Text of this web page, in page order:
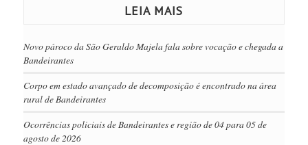
LEIA MAIS
Novo pároco da São Geraldo Majela fala sobre vocação e chegada a
Bandeirantes
Corpo em estado avançado de decomposição é encontrado na área
rural de Bandeirantes
Ocorrências policiais de Bandeirantes e região de 04 para 05 de
agosto de 2026